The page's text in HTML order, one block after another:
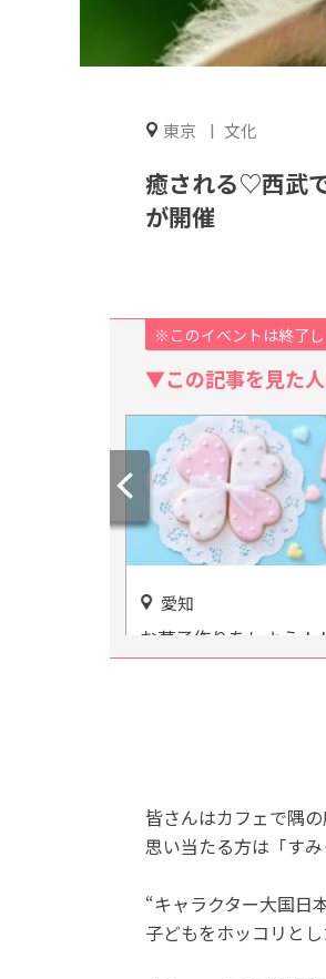
東京 文化
癒される♡西武
が開催
※このイベントは終了
▼この記事を見た
愛知
お菓子作りをしよう！
も着られる「お菓子の
皆さんはカフェで隅
思い当たる方は「す
“キャラクター大国日
子どもをホッコリとし